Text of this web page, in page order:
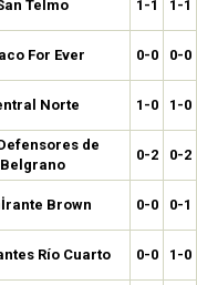
Telmo 1-1 1-1
For Ever 0-0 0-0
Norte 1-0 1-0
de
Belgrano
0-2 0-2
Brown 0-0 0-1
Río Cuarto 0-0 1-0